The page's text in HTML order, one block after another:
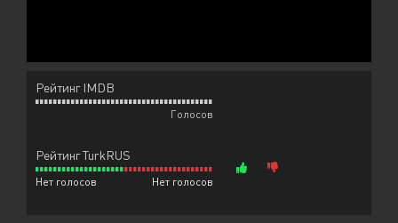
Рейтинг IMDB
Голосов
Рейтинг TurkRUS
Нет голосов Нет голосов